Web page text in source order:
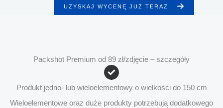
UZYSKAJ WYCENĘ JUŻ TERAZ!
Packshot Premium od 89 zł/zdjęcie – szczegóły
Produkt jedno- lub wieloelementowy o wielkości do 150 cm
Wieloelementowe oraz duże produkty potrzebują dodatkowego